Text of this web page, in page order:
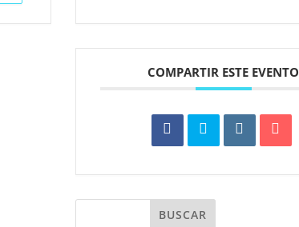
COMPARTIR ESTE EVENTO